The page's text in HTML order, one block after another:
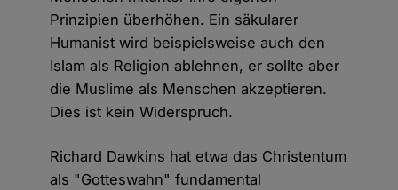
Prinzipien überhöhen. Ein säkularer
Humanist wird beispielsweise auch den
Islam als Religion ablehnen, er sollte aber
die Muslime als Menschen akzeptieren.
Dies ist kein Widerspruch.
Richard Dawkins hat etwa das Christentum
als "Gotteswahn" fundamental